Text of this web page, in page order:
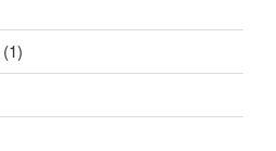
(1)